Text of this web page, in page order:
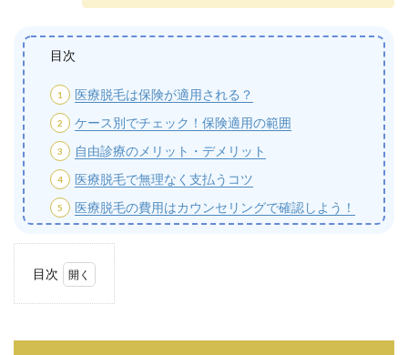
目次
医療脱毛は保険が適用される？
ケース別でチェック！保険適用の範囲
自由診療のメリット・デメリット
医療脱毛で無理なく支払うコツ
医療脱毛の費用はカウンセリングで確認しよう！
目次